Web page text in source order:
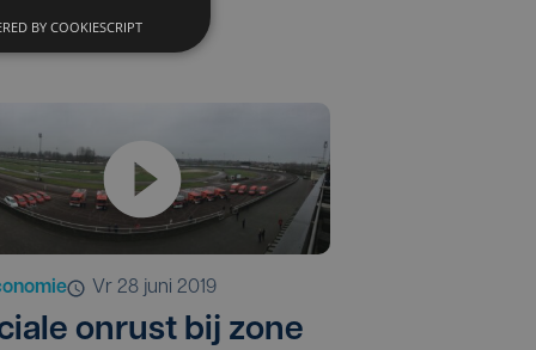
vr 28 juni 2019
onrust bij zone
BY COOKIESCRIPT